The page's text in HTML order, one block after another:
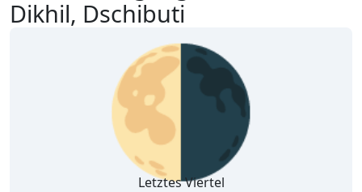
Dikhil, Dschibuti
🌗
Letztes Viertel